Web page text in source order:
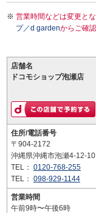
営業時間などは変更と
プ／d gardenからご確
店舗名
ドコモショップ泡瀬店
住所/電話番号
〒904-2172
沖縄県沖縄市泡瀬4-12-10
TEL： 0120-768-255
TEL： 098-929-1144
営業時間
午前9時〜午後6時